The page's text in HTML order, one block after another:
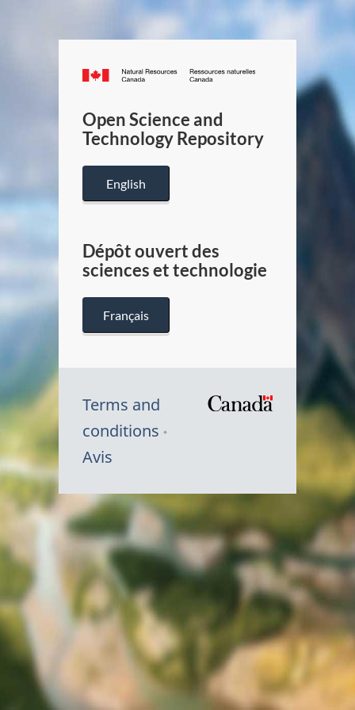
Canada.ca
/
Canada
Open Science and
Technology Repository
English
Dépôt ouvert des
sciences et technologie
Français
Terms and
conditions
Avis
Canada